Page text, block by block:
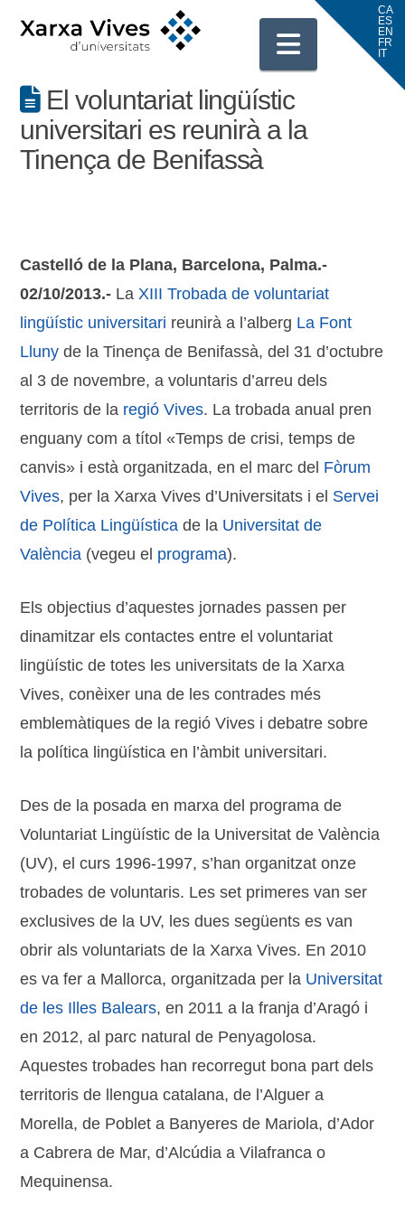
El voluntariat lingüístic
universitari es reunirà a la
Tinença de Benifassà
Castelló de la Plana, Barcelona, Palma.-
02/10/2013.- LaXIII Trobada de voluntariat
lingüístic universitari reunirà a l’alberg La Font
Lluny de la Tinença de Benifassà, del 31 d’octubre
al 3 de novembre, a voluntaris d’arreu dels
territoris de la regió Vives. La trobada anual pren
enguany com a títol «Temps de crisi, temps de
canvis» i està organitzada, en el marc del Fòrum
Vives, per la Xarxa Vives d’Universitats i el Servei
de Política Lingüística de la Universitat de
València (vegeu el programa).
Els objectius d’aquestes jornades passen per
dinamitzar els contactes entre el voluntariat
lingüístic de totes les universitats de la Xarxa
Vives, conèixer una de les contrades més
emblemàtiques de la regió Vives i debatre sobre
la política lingüística en l’àmbit universitari.
Des de la posada en marxa del programa de
Voluntariat Lingüístic de la Universitat de València
(UV), el curs 1996-1997, s’han organitzat onze
trobades de voluntaris. Les set primeres van ser
exclusives de la UV, les dues següents es van
obrir als voluntariats de la Xarxa Vives. En 2010
es va fer a Mallorca, organitzada per la Universitat
de les Illes Balears, en 2011 a la franja d’Aragó i
en 2012, al parc natural de Penyagolosa.
Aquestes trobades han recorregut bona part dels
territoris de llengua catalana, de l’Alguer a
Morella, de Poblet a Banyeres de Mariola, d’Ador
a Cabrera de Mar, d’Alcúdia a Vilafranca o
Mequinensa.